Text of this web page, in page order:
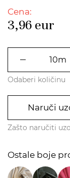
Cena:
3,96 eur
Odaberi količinu
Naruči
Zašto naručiti
Ostale boje